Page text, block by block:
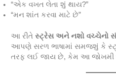
“એક વખત લેતા શું થાય?”
“મન શાંત કરવા માટે છે”
આ રીતેસ્ટ્રેસ અને નશો વચ્ચેનો
આપણે સરળ ભાષામાં સમજશું કે
તરફ લઈ જાય છે, કેમ આ જોખમી